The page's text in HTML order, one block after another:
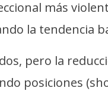
más
la tendencia
pero la
posiciones